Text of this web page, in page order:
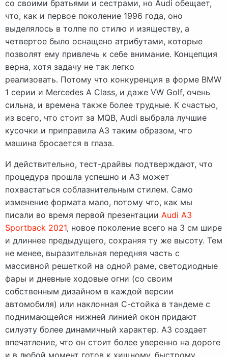
со своими братьями и сестрами, но Audi обещает,
что, как и первое поколение 1996 года, оно
выделялось в толпе по стилю и изяществу, а
четвертое было оснащено атрибутами, которые
позволят ему привлечь к себе внимание. Концепция
верна, хотя задачу не так легко
реализовать. Потому что конкуренция в форме BMW
1 серии и Mercedes A Class, и даже VW Golf, очень
сильна, и времена также более трудные. К счастью,
из всего, что стоит за MQB, Audi выбрала лучшие
кусочки и приправила A3 таким образом, что
машина бросается в глаза.
И действительно, тест-драйвы подтверждают, что
процедура прошла успешно и А3 может
похвастаться соблазнительным стилем. Само
изменение формата мало, потому что, как мы
писали во время первой презентации Audi A3
Sportback 2021, новое поколение всего на 3 см шире
и длиннее предыдущего, сохраняя ту же высоту. Тем
не менее, выразительная передняя часть с
массивной решеткой на одной раме, светодиодные
фары и дневные ходовые огни (со своим
собственным дизайном в каждой версии
автомобиля) или наклонная С-стойка в тандеме с
поднимающейся нижней линией окон придают
силуэту более динамичный характер. А3 создает
впечатление, что он стоит более уверенно на дороге
и в любой момент готов к хищному, быстрому